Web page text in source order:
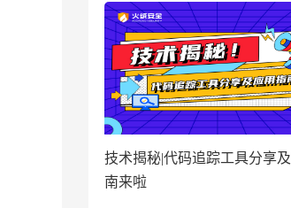
技术揭秘|代码追踪工具分享
南来啦